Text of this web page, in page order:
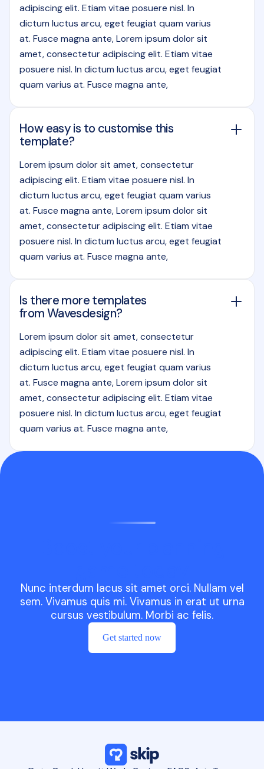
adipiscing elit. Etiam vitae posuere nisl. In
dictum luctus arcu, eget feugiat quam varius
at. Fusce magna ante, Lorem ipsum dolor sit
amet, consectetur adipiscing elit. Etiam vitae
posuere nisl. In dictum luctus arcu, eget feugiat
quam varius at. Fusce magna ante,
How easy is to customise this
template?
Lorem ipsum dolor sit amet, consectetur
adipiscing elit. Etiam vitae posuere nisl. In
dictum luctus arcu, eget feugiat quam varius
at. Fusce magna ante, Lorem ipsum dolor sit
amet, consectetur adipiscing elit. Etiam vitae
posuere nisl. In dictum luctus arcu, eget feugiat
quam varius at. Fusce magna ante,
Is there more templates
from Wavesdesign?
Lorem ipsum dolor sit amet, consectetur
adipiscing elit. Etiam vitae posuere nisl. In
dictum luctus arcu, eget feugiat quam varius
at. Fusce magna ante, Lorem ipsum dolor sit
amet, consectetur adipiscing elit. Etiam vitae
posuere nisl. In dictum luctus arcu, eget feugiat
quam varius at. Fusce magna ante,
Nunc interdum lacus sit amet orci. Nullam vel
sem. Vivamus quis mi. Vivamus in erat ut urna
cursus vestibulum. Morbi ac felis.
Get started now